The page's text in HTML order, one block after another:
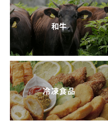
和牛
冷凍食品